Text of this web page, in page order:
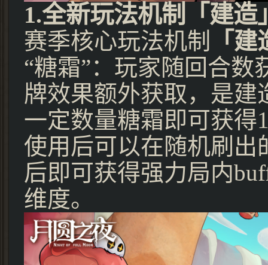
1.全新玩法机制「建造
赛季核心玩法机制
「
“糖霜”：玩家随回合
牌效果额外获取，是
一定数量糖霜即可获得
使用后可以在随机刷出
后即可获得强力局内
维度。